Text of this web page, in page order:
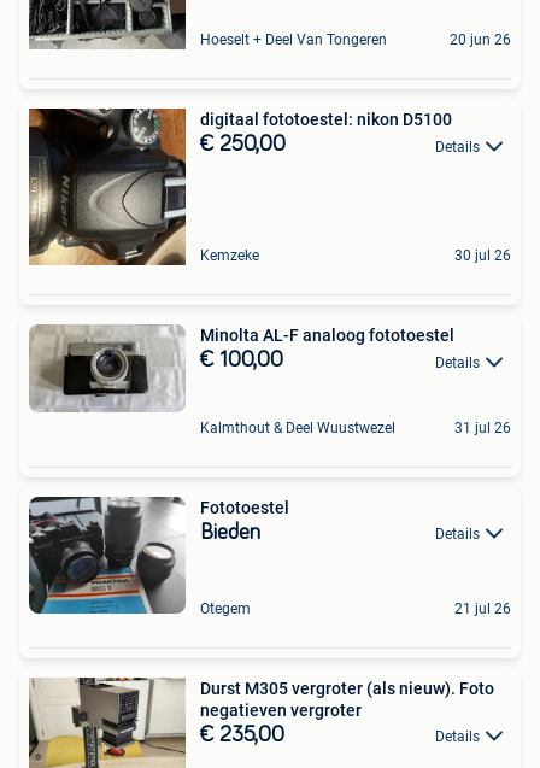
Hoeselt + Deel Van Tongeren 20 jun 26
digitaal fototoestel: nikon D5100
€ 250,00 Details
Kemzeke 30 jul 26
Minolta AL-F analoog fototoestel
€ 100,00 Details
Kalmthout & Deel Wuustwezel 31 jul 26
Fototoestel
Bieden Details
Otegem 21 jul 26
Durst M305 vergroter (als nieuw). Foto
negatieven vergroter
€ 235,00 Details